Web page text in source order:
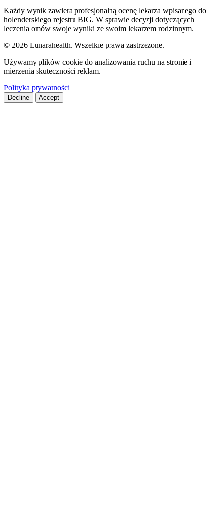
Każdy wynik zawiera profesjonalną ocenę lekarza wpisanego do
holenderskiego rejestru BIG. W sprawie decyzji dotyczących
leczenia omów swoje wyniki ze swoim lekarzem rodzinnym.
© 2026 Lunarahealth. Wszelkie prawa zastrzeżone.
Używamy plików cookie do analizowania ruchu na stronie i
mierzenia skuteczności reklam.
Polityka prywatności
Decline Accept